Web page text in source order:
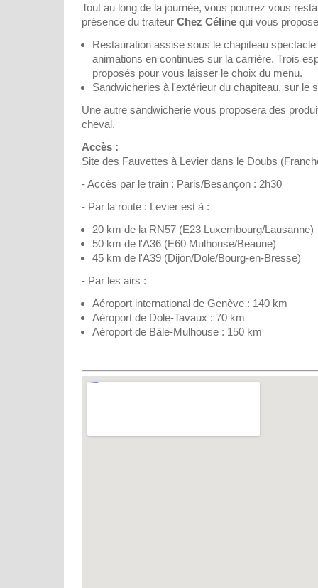
Tout au long de la journée, vous pourrez vous
présence du traiteur Chez Céline qui vous
Restauration assise sous le chapiteau
animations en continues sur la carrière. Trois
proposés pour vous laisser le choix du menu.
Sandwicheries à l'extérieur du chapiteau, sur le
Une autre sandwicherie vous proposera des
cheval.
Accès :
Site des Fauvettes à Levier dans le Doubs
- Accès par le train : Paris/Besançon : 2h30
- Par la route : Levier est à :
20 km de la RN57 (E23 Luxembourg/Lausanne)
50 km de l'A36 (E60 Mulhouse/Beaune)
45 km de l'A39 (Dijon/Dole/Bourg-en-Bresse)
- Par les airs :
Aéroport international de Genève : 140 km
Aéroport de Dole-Tavaux : 70 km
Aéroport de Bâle-Mulhouse : 150 km